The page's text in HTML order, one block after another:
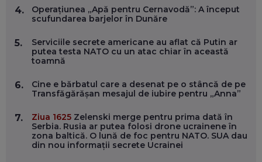
EP. 56
DOINA VÎLCEANU, CONTENTSPEED: VREI SUCCES ONLINE?
ÎNVAȚĂ AEO ȘI GEO!
EP. 55
OLIVIU MATEI, HOLISUN: SOFTWARE DE LA CLUJ PENTRU
VERTICALE FĂRĂ PĂMÂNT
EP. 54
4.
Operațiunea „Apă pentru Cernavodă”: A început
scufundarea barjelor în Dunăre
5.
Serviciile secrete americane au aflat că Putin ar
putea testa NATO cu un atac chiar în această
toamnă
6.
Cine e bărbatul care a desenat pe o stâncă de pe
Transfăgărășan mesajul de iubire pentru „Anna”
7. Ziua 1625 Zelenski merge pentru prima dată în
Serbia. Rusia ar putea folosi drone ucrainene în
zona baltică. O lună de foc pentru NATO. SUA dau
din nou informații secrete Ucrainei